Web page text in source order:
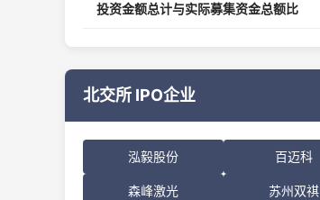
投资金额总计与实际募集资金总额比
北交所 IPO企业
泓毅股份 百迈科
森峰激光 苏州双祺